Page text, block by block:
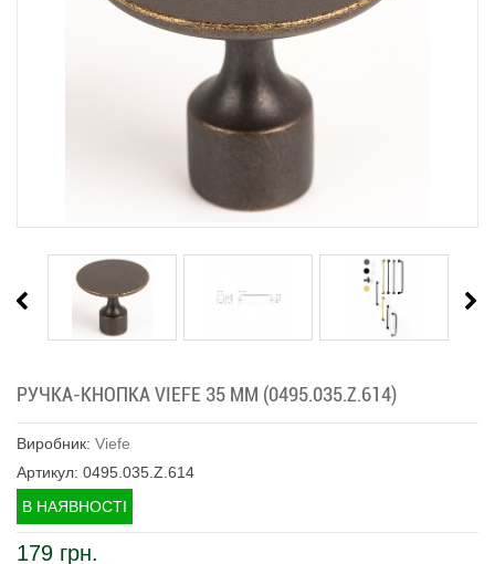
РУЧКА-КНОПКА VIEFE 35 ММ (0495.035.Z.614)
Виробник: Viefe
Артикул: 0495.035.Z.614
В НАЯВНОСТІ
179 грн.